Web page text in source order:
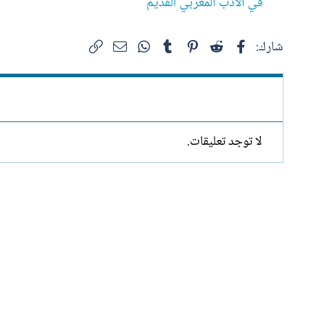
شارك: فيسبوكReddit
Pinterest
Tumblr
WhatsAppالبريد الإلكتروني
لا توجد تعليقات.